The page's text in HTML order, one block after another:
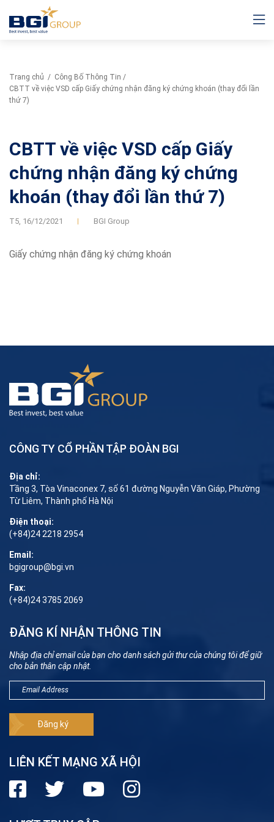
Trang chủ / Công Bố Thông Tin /
CBTT về việc VSD cấp Giấy chứng nhận đăng ký chứng khoán (thay đổi lần
thứ 7)
CBTT về việc VSD cấp Giấy
chứng nhận đăng ký chứng
khoán (thay đổi lần thứ 7)
T5, 16/12/2021 BGI Group
Giấy chứng nhận đăng ký chứng khoán
CÔNG TY CỔ PHẦN TẬP ĐOÀN BGI
Địa chỉ:
Tầng 3, Tòa Vinaconex 7, số 61 đường Nguyễn Văn Giáp, Phường
Từ Liêm, Thành phố Hà Nội
Điện thoại:
(+84)24 2218 2954
Email:
bgigroup@bgi.vn
Fax:
(+84)24 3785 2069
ĐĂNG KÍ NHẬN THÔNG TIN
Nhập địa chỉ email của bạn cho danh sách gửi thư của chúng tôi để giữ
cho bản thân cập nhật.
LIÊN KẾT MẠNG XÃ HỘI